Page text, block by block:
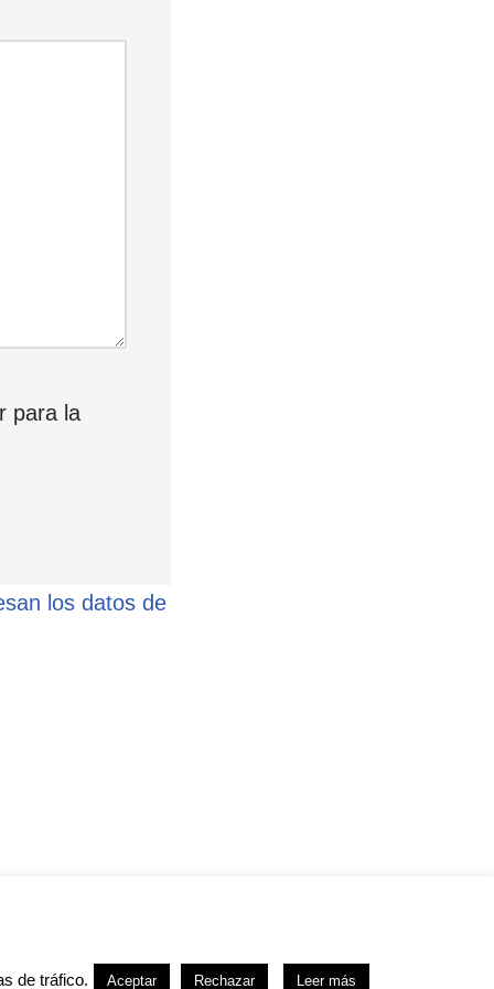
para la
los datos de
de tráfico. Aceptar Rechazar Leer más